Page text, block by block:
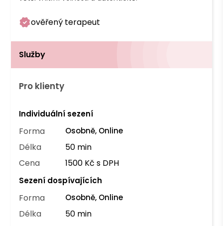
ověřený terapeut
Služby
Pro klienty
Individuální sezení
Forma Osobně, Online
Délka
50 min
Cena
1500 Kč s DPH
Sezení dospívajících
Forma Osobně, Online
Délka
50 min